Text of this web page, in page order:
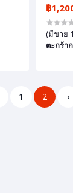
฿
(มีขาย
ตะกร้า
1 2 ›